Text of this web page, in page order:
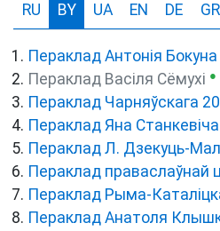
RU BY UA EN DE GR
Пераклад Антонія Бокуна
Пераклад Васіля Сёмухі ●
Пераклад Чарняўскага
Пераклад Яна Станкевіча
Пераклад Л. Дзекуць-
Пераклад праваслаўнай
Пераклад Рыма-
Пераклад Анатоля